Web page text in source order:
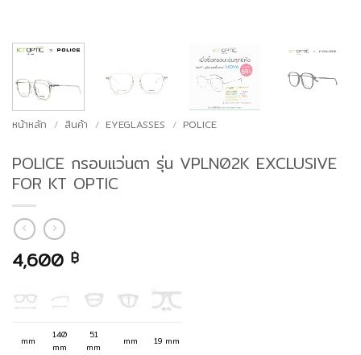
หน้าหลัก / สินค้า / EYEGLASSES / POLICE
POLICE กรอบแว่นตา รุ่น VPLN02K EXCLUSIVE
FOR KT OPTIC
4,600 ฿
mm
140
mm
51
mm
mm 19 mm